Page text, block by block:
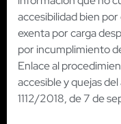
accesibilidad bien
exenta por carga
por incumplimiento
Enlace al
accesible y quejas
1112/2018, de 7 de